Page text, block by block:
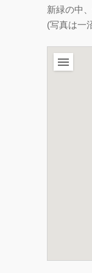
新緑の中
(写真は一